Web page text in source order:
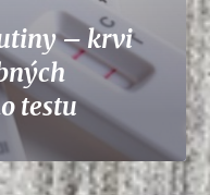
– krvi
testu